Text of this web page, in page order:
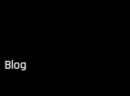
Blog